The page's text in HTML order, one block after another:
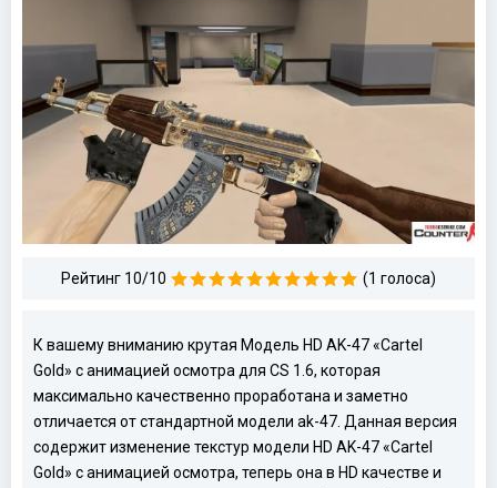
Рейтинг 10/10 (1 голоса)
К вашему вниманию крутая Модель HD AK-47 «Cartel
Gold» с анимацией осмотра для CS 1.6, которая
максимально качественно проработана и заметно
отличается от стандартной модели ak-47. Данная версия
содержит изменение текстур модели HD AK-47 «Cartel
Gold» с анимацией осмотра, теперь она в HD качестве и